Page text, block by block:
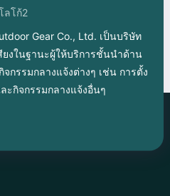
Gear Co., Ltd. เป็นบริษัท
งในฐานะผู้ให้บริการชั้นนำด้าน
รรมกลางแจ้งต่างๆ เช่น การตั้ง
ะกิจกรรมกลางแจ้งอื่นๆ